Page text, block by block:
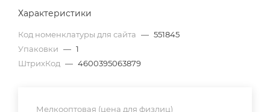
Характеристики
Код номенклатуры для сайта — 551845
Упаковки — 1
ШтрихКод — 4600395063879
Мелкооптовая (цена для физлиц)